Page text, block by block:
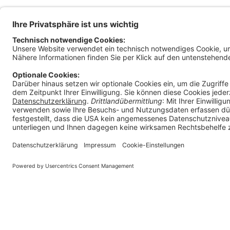
9010
Impressum